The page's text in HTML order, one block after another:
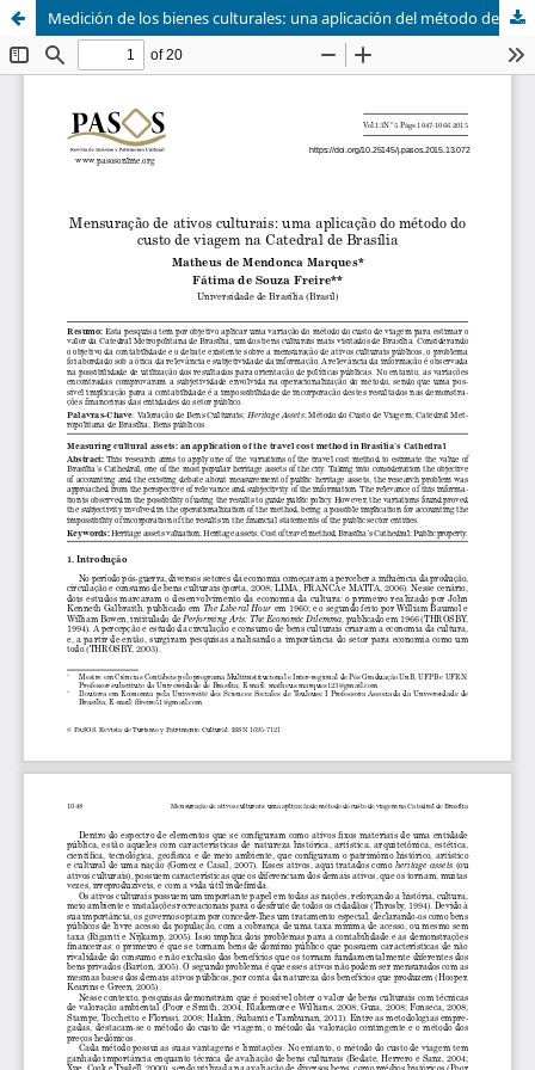
Medición de los bienes culturales: una aplicación del método de costos de viaje en la Catedral de Brasilia